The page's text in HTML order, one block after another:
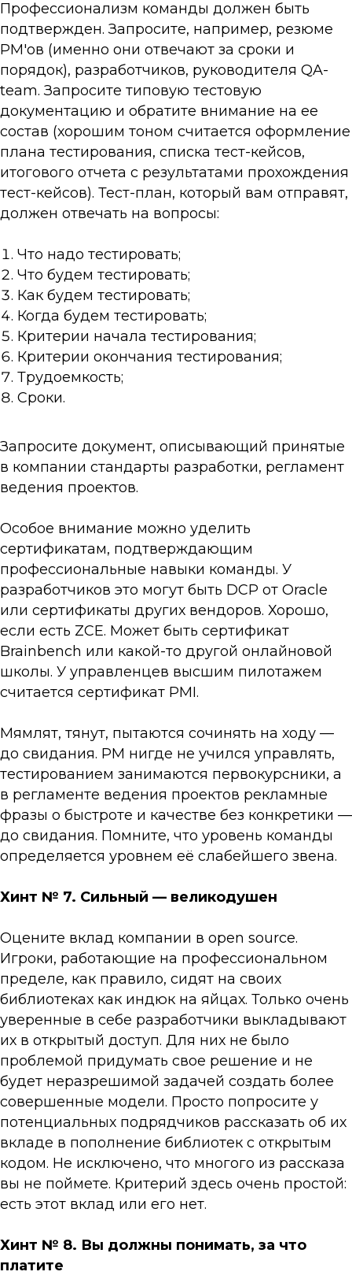
Профессионализм команды должен быть
подтвержден. Запросите, например, резюме
PM'ов (именно они отвечают за сроки и
порядок), разработчиков, руководителя QA-
team. Запросите типовую тестовую
документацию и обратите внимание на ее
состав (хорошим тоном считается оформление
плана тестирования, списка тест-кейсов,
итогового отчета с результатами прохождения
тест-кейсов). Тест-план, который вам отправят,
должен отвечать на вопросы:
Что надо тестировать;
Что будем тестировать;
Как будем тестировать;
Когда будем тестировать;
Критерии начала тестирования;
Критерии окончания тестирования;
Трудоемкость;
Сроки.
Запросите документ, описывающий принятые
в компании стандарты разработки, регламент
ведения проектов.
Особое внимание можно уделить
сертификатам, подтверждающим
профессиональные навыки команды. У
разработчиков это могут быть DCP от Oracle
или сертификаты других вендоров. Хорошо,
если есть ZCE. Может быть сертификат
Brainbench или какой-то другой онлайновой
школы. У управленцев высшим пилотажем
считается сертификат PMI.
Мямлят, тянут, пытаются сочинять на ходу —
до свидания. PM нигде не учился управлять,
тестированием занимаются первокурсники, а
в регламенте ведения проектов рекламные
фразы о быстроте и качестве без конкретики —
до свидания. Помните, что уровень команды
определяется уровнем её слабейшего звена.
Хинт № 7. Сильный — великодушен
Оцените вклад компании в open source.
Игроки, работающие на профессиональном
пределе, как правило, сидят на своих
библиотеках как индюк на яйцах. Только очень
уверенные в себе разработчики выкладывают
их в открытый доступ. Для них не было
проблемой придумать свое решение и не
будет неразрешимой задачей создать более
совершенные модели. Просто попросите у
потенциальных подрядчиков рассказать об их
вкладе в пополнение библиотек с открытым
кодом. Не исключено, что многого из рассказа
вы не поймете. Критерий здесь очень простой:
есть этот вклад или его нет.
Хинт № 8. Вы должны понимать, за что
платите